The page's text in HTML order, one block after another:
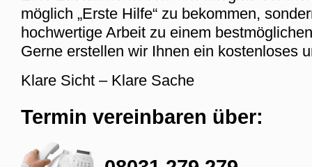
möglich „Erste Hilfe“ zu bekommen,
hochwertige Arbeit zu einem
Gerne erstellen wir Ihnen ein kostenloses
Klare Sicht – Klare Sache
Termin vereinbaren über: